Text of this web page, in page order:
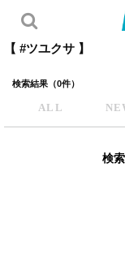
【 #ツユクサ 】
検索結果（0件）
ALL
検